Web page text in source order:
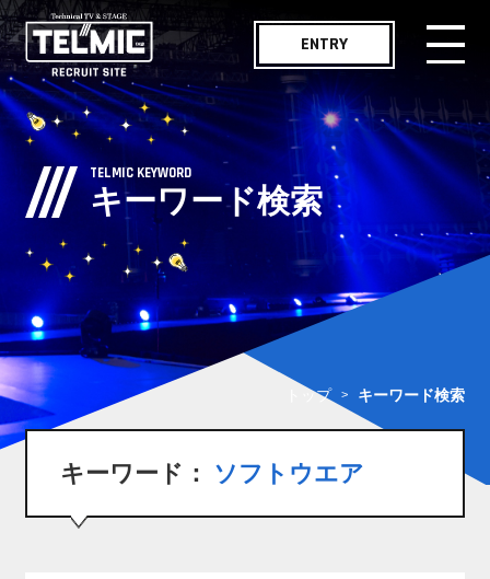
ENTRY
MESSAGE
メッセージ
WORKS
仕事紹介
JOB LIST
職種紹介
INTERVIEW
社員インタビュー
テルミックボイス
ENVIRONMENT
職場紹介
TELMIC KEYWORD
キーワード検索
トップ キーワード検索
キーワード： ソフトウエア